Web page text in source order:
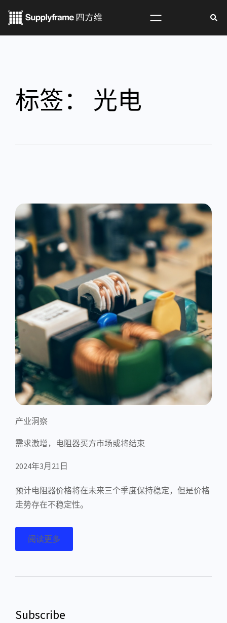
标签： 光电
产业洞察
需求激增，电阻器买方市场或将结束
2024年3月21日
预计电阻器价格将在未来三个季度保持稳定，但是价格
走势存在不稳定性。
阅读更多
Subscribe